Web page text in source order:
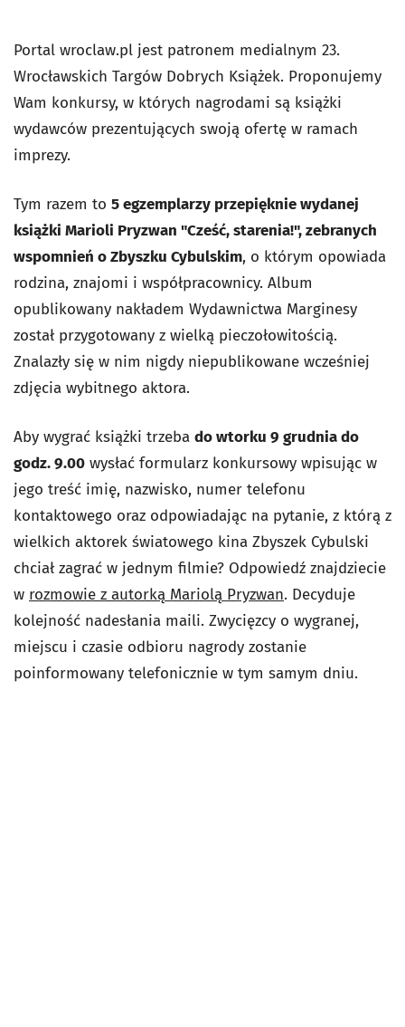
Portal wroclaw.pl jest patronem medialnym 23.
Wrocławskich Targów Dobrych Książek. Proponujemy
Wam konkursy, w których nagrodami są książki
wydawców prezentujących swoją ofertę w ramach
imprezy.
Tym razem to 5 egzemplarzy przepięknie wydanej
książki Marioli Pryzwan "Cześć, starenia!", zebranych
wspomnień o Zbyszku Cybulskim, o którym opowiada
rodzina, znajomi i współpracownicy. Album
opublikowany nakładem Wydawnictwa Marginesy
został przygotowany z wielką pieczołowitością.
Znalazły się w nim nigdy niepublikowane wcześniej
zdjęcia wybitnego aktora.
Aby wygrać książki trzeba do wtorku 9 grudnia do
godz. 9.00 wysłać formularz konkursowy wpisując w
jego treść imię, nazwisko, numer telefonu
kontaktowego oraz odpowiadając na pytanie, z którą z
wielkich aktorek światowego kina Zbyszek Cybulski
chciał zagrać w jednym filmie? Odpowiedź znajdziecie
w rozmowie z autorką Mariolą Pryzwan. Decyduje
kolejność nadesłania maili. Zwycięzcy o wygranej,
miejscu i czasie odbioru nagrody zostanie
poinformowany telefonicznie w tym samym dniu.